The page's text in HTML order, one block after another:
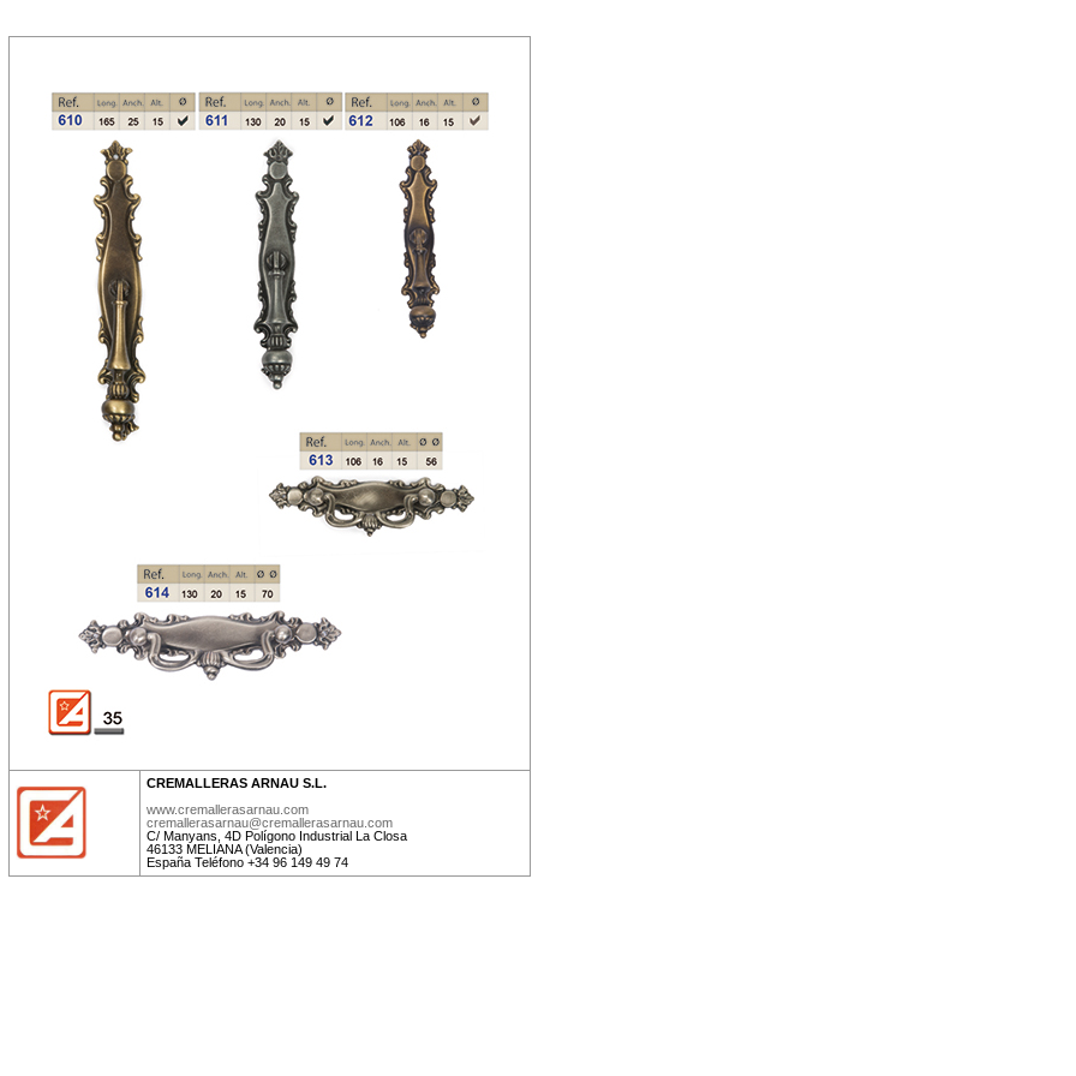
CREMALLERAS ARNAU S.L.
www.cremallerasarnau.com
cremallerasarnau@cremallerasarnau.com
C/ Manyans, 4D Polígono Industrial La Closa
46133 MELIANA (Valencia)
España Teléfono +34 96 149 49 74